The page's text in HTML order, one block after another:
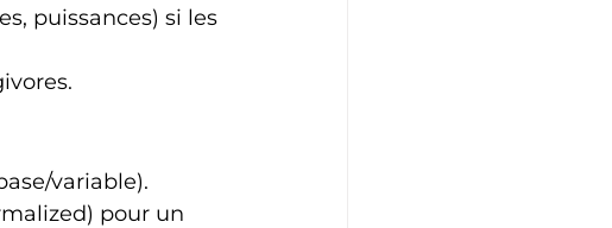
puissances) si les
variable).
pour un